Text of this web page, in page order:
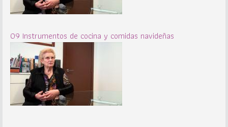
09 Instrumentos de cocina y comidas navideñas